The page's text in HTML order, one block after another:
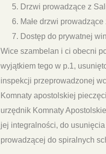
Drzwi prowadzące z
Małe drzwi
Dostęp do prywatnej
Wice szambelan i ci obecni
wyjątkiem tego w p.1,
inspekcji przeprowadzonej
Komnaty apostolskiej
urzędnik Komnaty
jej integralności, do
prowadzącej do spiralnych